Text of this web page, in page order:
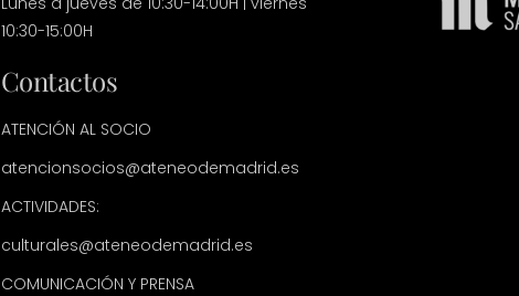
10:30-15:00H
Contactos
ATENCIÓN AL SOCIO
atencionsocios@ateneodemadrid.es
ACTIVIDADES:
culturales@ateneodemadrid.es
COMUNICACIÓN Y PRENSA